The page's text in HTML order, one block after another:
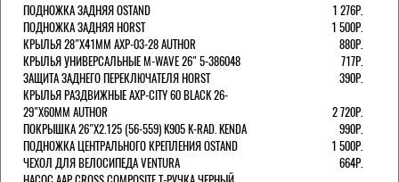
ПОДНОЖКА ЗАДНЯЯ OSTAND
1 276Р.
ПОДНОЖКА ЗАДНЯЯ HORST
1 500Р.
КРЫЛЬЯ 28"Х41ММ AXP-03-28 AUTHOR
880Р.
КРЫЛЬЯ УНИВЕРСАЛЬНЫЕ M-WAVE 26" 5-386048
717Р.
ЗАЩИТА ЗАДНЕГО ПЕРЕКЛЮЧАТЕЛЯ HORST
390Р.
КРЫЛЬЯ РАЗДВИЖНЫЕ AXP-CITY 60 BLACK 26-
29"Х60ММ AUTHOR
2 720Р.
ПОКРЫШКА 26"Х2.125 (56-559) K905 K-RAD. KENDA
990Р.
ПОДНОЖКА ЦЕНТРАЛЬНОГО КРЕПЛЕНИЯ OSTAND
1 500Р.
ЧЕХОЛ ДЛЯ ВЕЛОСИПЕДА VENTURA
664Р.